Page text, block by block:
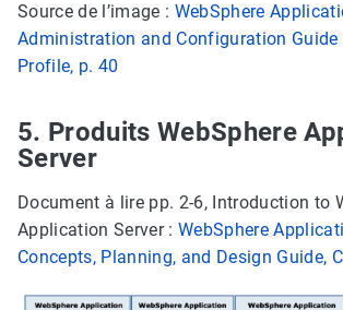
Source de l’image : WebSphere
Administration and Configuration Guide
Profile, p. 40
5. Produits WebSphere
Server
Document à lire pp. 2-6, Introduction to
Application Server : WebSphere
Concepts, Planning, and Design Guide,